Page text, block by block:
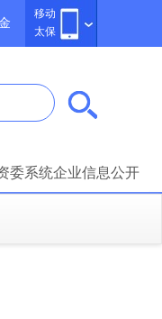
移动
太保
委系统企业信息公开